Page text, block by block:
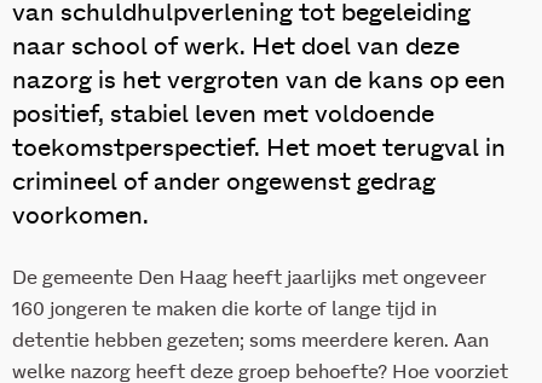
van schuldhulpverlening tot begeleiding
naar school of werk. Het doel van deze
nazorg is het vergroten van de kans op een
positief, stabiel leven met voldoende
toekomstperspectief. Het moet terugval in
crimineel of ander ongewenst gedrag
voorkomen.
De gemeente Den Haag heeft jaarlijks met ongeveer
160 jongeren te maken die korte of lange tijd in
detentie hebben gezeten; soms meerdere keren. Aan
welke nazorg heeft deze groep behoefte? Hoe voorziet